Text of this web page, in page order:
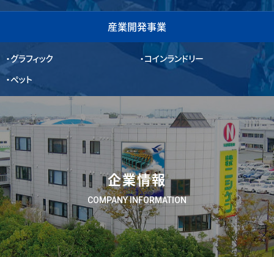
産業開発事業
グラフィック コインランドリー
ペット
企業情報
COMPANY INFORMATION